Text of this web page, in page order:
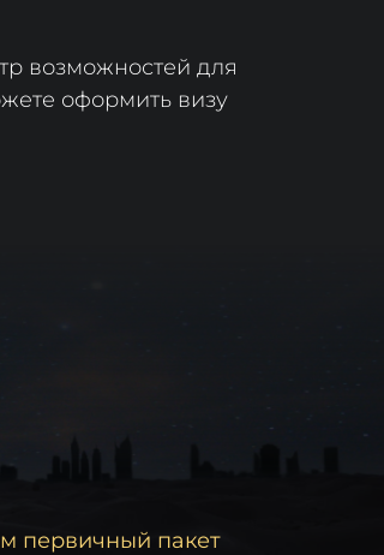
возможностей для
оформить визу
первичный пакет